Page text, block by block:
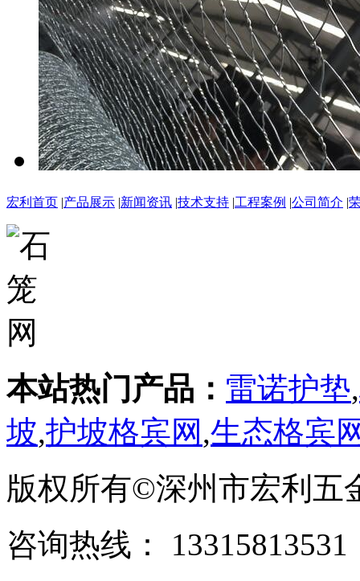
宏利首页 |产品展示 |新闻资讯 |技术支持 |工程案例 |公司简介 |
本站热门产品： 雷诺护垫,
坡,护坡格宾网 ,生态格宾
版权所有©深州市宏利五
咨询热线：